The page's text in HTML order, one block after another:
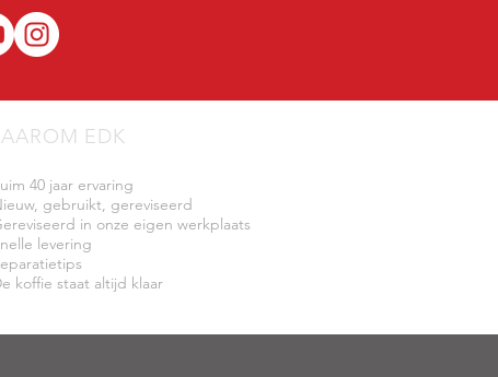
EDK
40 jaar ervaring
gebruikt, gereviseerd
in onze eigen werkplaats
levering
koffie staat altijd klaar